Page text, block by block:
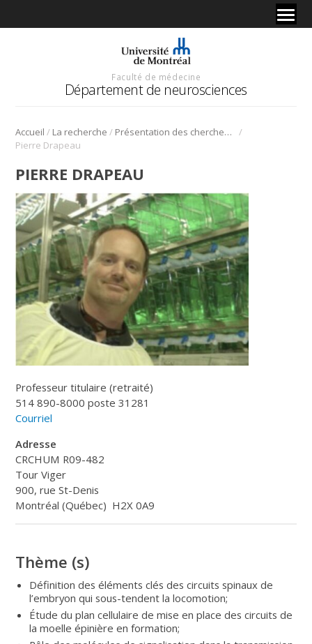
Faculté de médecine
Département de neurosciences
Accueil / La recherche / Présentation des chercheurs et de leur discipline
/
Pierre Drapeau
PIERRE DRAPEAU
Professeur titulaire (retraité)
514 890-8000 poste 31281
Courriel
Adresse
CRCHUM R09-482
Tour Viger
900, rue St-Denis
Montréal (Québec) H2X 0A9
Thème (s)
Définition des éléments clés des circuits spinaux de
l’embryon qui sous-tendent la locomotion;
Étude du plan cellulaire de mise en place des circuits de
la moelle épinière en formation;